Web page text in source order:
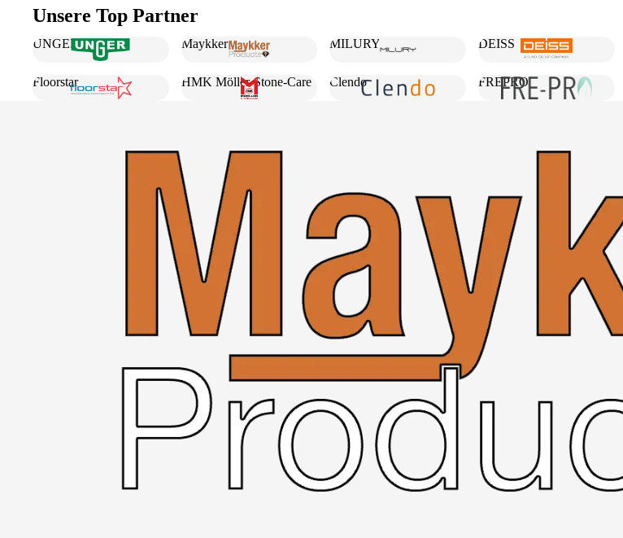
Unsere Top Partner
UNGER Maykker MILURY DEISS
Floorstar HMK Möller-Stone-Care Clendo FREPRO